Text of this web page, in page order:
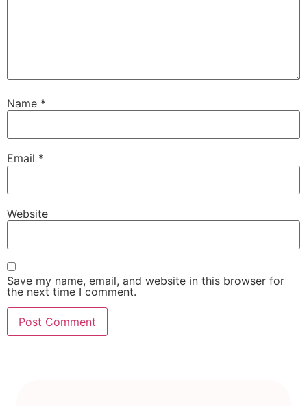
Name *
Email *
Website
Save my name, email, and website in this browser for
the next time I comment.